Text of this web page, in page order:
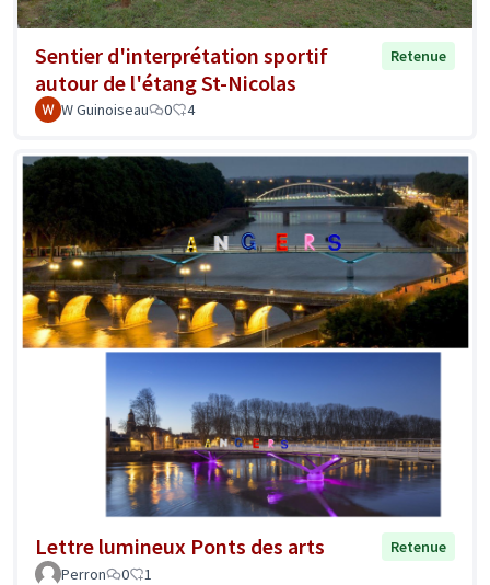
Sentier d'interprétation sportif
autour de l'étang St-Nicolas
Retenue
W Guinoiseau 0 4
Lettre lumineux Ponts des arts
Retenue
Perron
0 1